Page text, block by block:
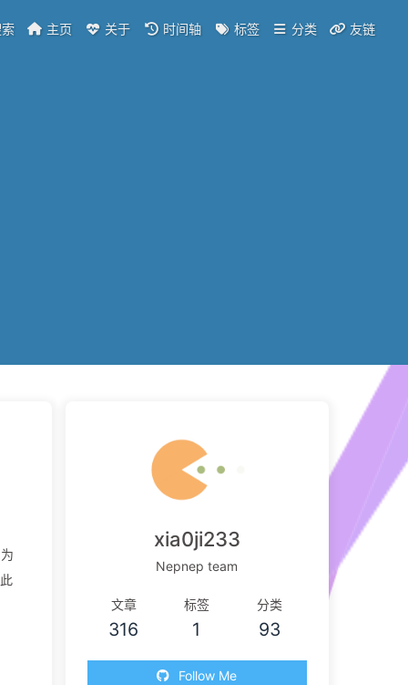
主页 关于 时间轴 标签 分类 友链
xia0ji233
Nepnep team
文章
316
标签
1
分类
93
Follow Me